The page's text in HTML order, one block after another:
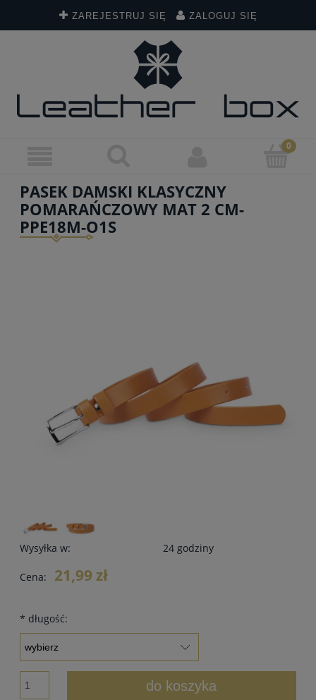
ZAREJESTRUJ SIĘ ZALOGUJ SIĘ
PASEK DAMSKI KLASYCZNY
POMARAŃCZOWY MAT 2 CM-
PPE18M-O1S
Wysyłka w: 24 godziny
Cena: 21,99 zł
* długość:
do koszyka